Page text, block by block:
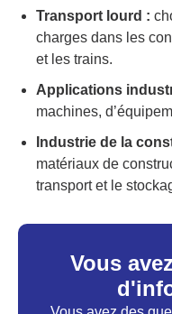
Vous
Transport lourd :
charges dans les
et les trains.
Applications
machines,
Industrie de la
matériaux de
transport et le